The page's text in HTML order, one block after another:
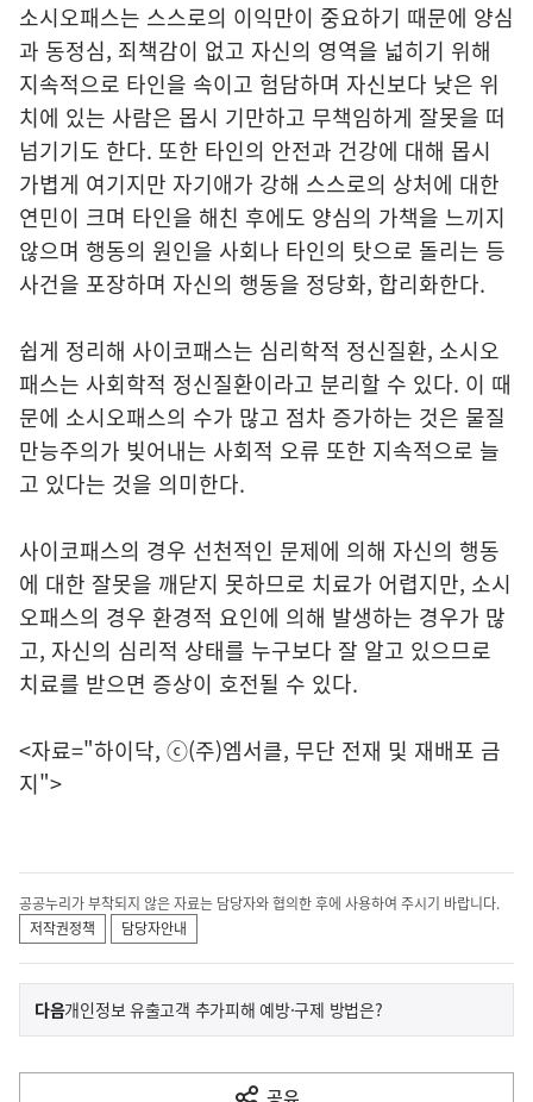
소시오패스는 스스로의 이익만이 중요하기 때문에 양심
과 동정심, 죄책감이 없고 자신의 영역을 넓히기 위해
지속적으로 타인을 속이고 험담하며 자신보다 낮은 위
치에 있는 사람은 몹시 기만하고 무책임하게 잘못을 떠
넘기기도 한다. 또한 타인의 안전과 건강에 대해 몹시
가볍게 여기지만 자기애가 강해 스스로의 상처에 대한
연민이 크며 타인을 해친 후에도 양심의 가책을 느끼지
않으며 행동의 원인을 사회나 타인의 탓으로 돌리는 등
사건을 포장하며 자신의 행동을 정당화, 합리화한다.
쉽게 정리해 사이코패스는 심리학적 정신질환, 소시오
패스는 사회학적 정신질환이라고 분리할 수 있다. 이 때
문에 소시오패스의 수가 많고 점차 증가하는 것은 물질
만능주의가 빚어내는 사회적 오류 또한 지속적으로 늘
고 있다는 것을 의미한다.
사이코패스의 경우 선천적인 문제에 의해 자신의 행동
에 대한 잘못을 깨닫지 못하므로 치료가 어렵지만, 소시
오패스의 경우 환경적 요인에 의해 발생하는 경우가 많
고, 자신의 심리적 상태를 누구보다 잘 알고 있으므로
치료를 받으면 증상이 호전될 수 있다.
<자료="하이닥, ⓒ(주)엠서클, 무단 전재 및 재배포 금
지">
공공누리가 부착되지 않은 자료는 담당자와 협의한 후에 사용하여 주시기 바랍니다.
저작권정책
담당자안내
이
전
다
다음기
사
개인정보 유출고객 추가피해 예방·구제 방법은?